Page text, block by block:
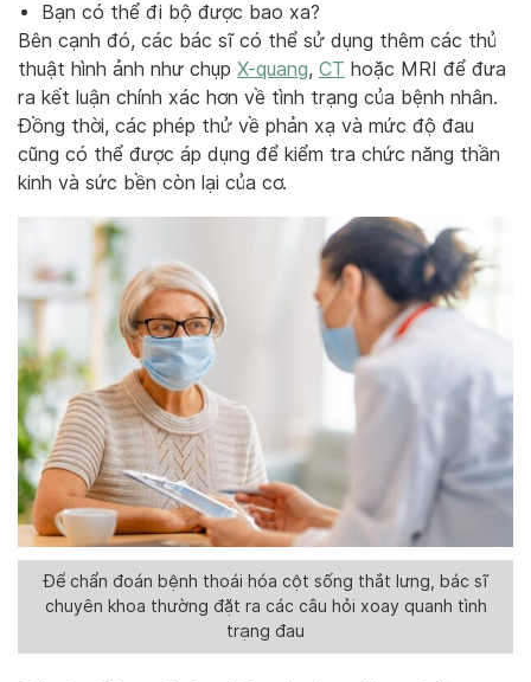
Bạn có thể đi bộ được bao xa?
Bên cạnh đó, các bác sĩ có thể sử dụng thêm các thủ
thuật hình ảnh như chụp X-quang, CT hoặc MRI để đưa
ra kết luận chính xác hơn về tình trạng của bệnh nhân.
Đồng thời, các phép thử về phản xạ và mức độ đau
cũng có thể được áp dụng để kiểm tra chức năng thần
kinh và sức bền còn lại của cơ.
Để chẩn đoán bệnh thoái hóa cột sống thắt lưng, bác sĩ
chuyên khoa thường đặt ra các câu hỏi xoay quanh tình
trạng đau